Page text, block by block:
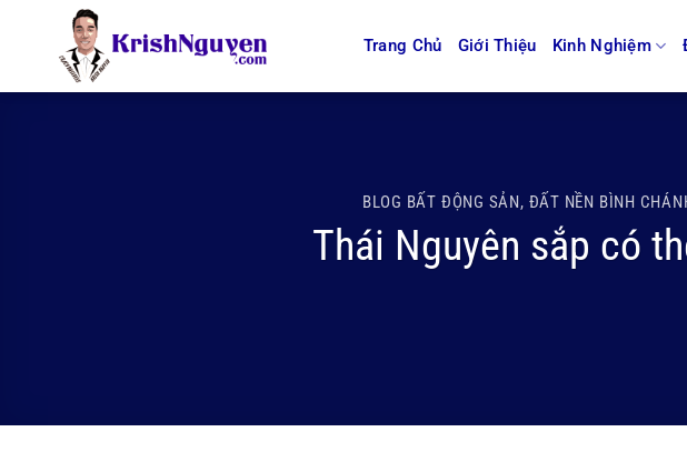
Trang Chủ Giới Thiệu Kinh Nghiệm
BLOG BẤT ĐỘNG SẢN, ĐẤT NỀN BÌNH
Thái Nguyên sắp có